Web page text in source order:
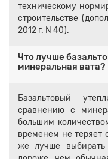
техническому
строительстве
2012 г. N 40).
Что лучше
минеральная вата?
Базальтовый
сравнению с
большим
временем не теряет
же лучше